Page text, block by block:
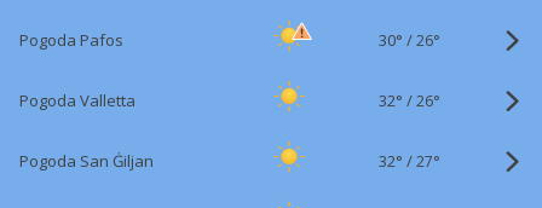
Pogoda Pafos 30° /26°
Pogoda Valletta 32° /26°
Pogoda San Ġiljan 32° /27°